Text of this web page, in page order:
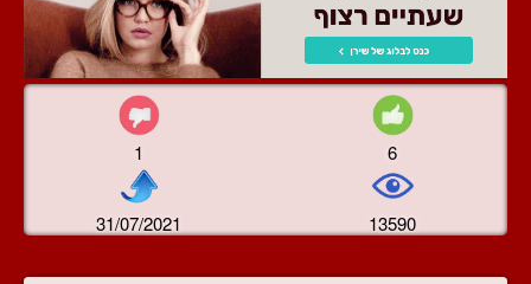
1 6
31/07/2021 13590